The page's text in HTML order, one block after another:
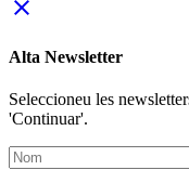
close
Alta Newsletter
Seleccioneu les
'Continuar'.